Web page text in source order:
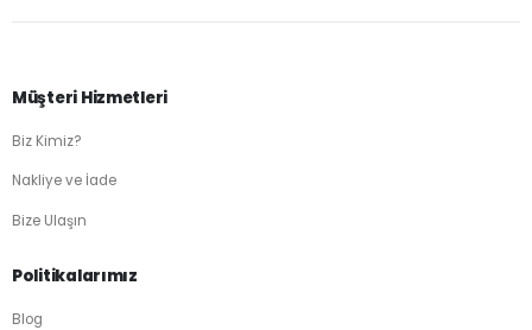
Müşteri Hizmetleri
Biz Kimiz?
Nakliye ve İade
Bize Ulaşın
Politikalarımız
Blog